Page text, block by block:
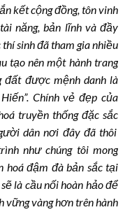
kết cộng đồng, tôn vinh
năng, bản lĩnh và đầy
sinh đã tham gia nhiều
tạo nên một hành trang
đất được mệnh danh là
Chính vẻ đẹp của
truyền thống đặc sắc
dân nơi đây đã thôi
như chúng tôi mong
hoá đậm đà bản sắctại
là cầu nối hoàn hảo để
vững vàng hơn trên hành